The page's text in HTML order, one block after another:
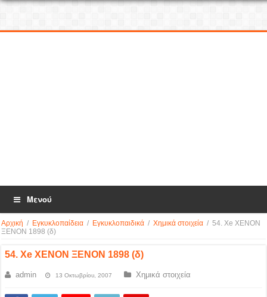
Μενού
Αρχική / Εγκυκλοπαίδεια / Εγκυκλοπαιδικά / Χημικά στοιχεία / 54. Xe XENON
ΞΕΝΟΝ 1898 (δ)
54. Xe XENON ΞΕΝΟΝ 1898 (δ)
admin 13 Οκτωβρίου, 2007 Χημικά στοιχεία